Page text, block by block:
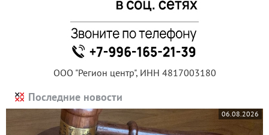
ООО "Регион центр", ИНН 4817003180
Последние новости
06.08.2026